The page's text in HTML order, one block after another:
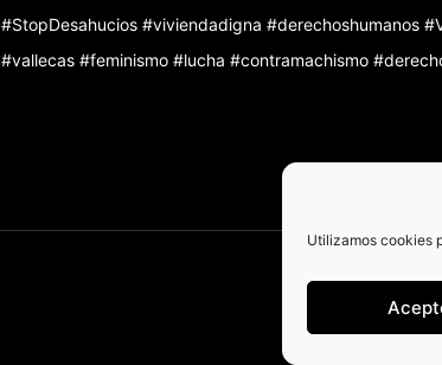
Utilizamos cookies
#StopDesahucios #viviendadigna #derechoshumanos
#vallecas #feminismo #lucha #contramachismo